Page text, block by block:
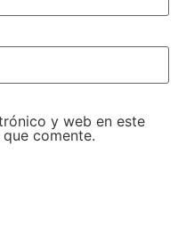
y web en este
comente.